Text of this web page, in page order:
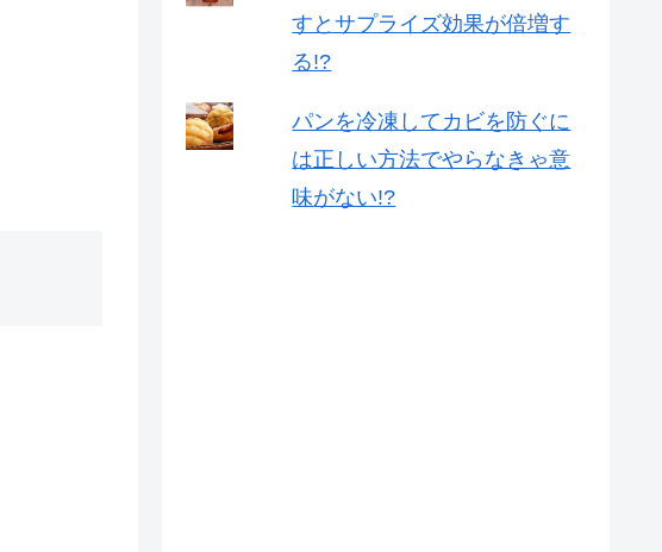
すとサプライズ効果が倍増す
る!?
パンを冷凍してカビを防ぐに
は正しい方法でやらなきゃ意
味がない!?